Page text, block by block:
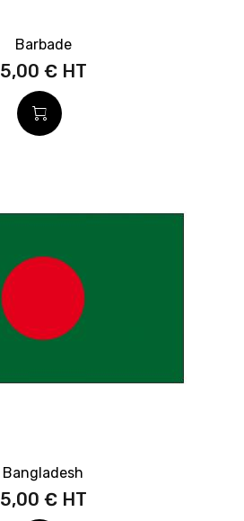
Barbade
5,00 €
Bangladesh
5,00 €